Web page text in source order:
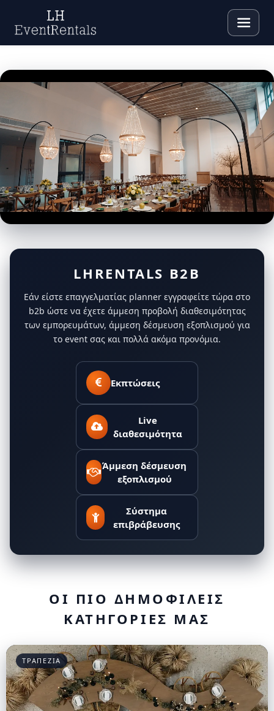
LHRENTALS B2B
Εάν είστε επαγγελματίας planner εγγραφείτε τώρα στο
b2b ώστε να έχετε άμμεση προβολή διαθεσιμότητας
των εμπορευμάτων, άμμεση δέσμευση εξοπλισμού για
το event σας και πολλά ακόμα προνόμια.
Εκπτώσεις
Live
διαθεσιμότητα
Άμμεση δέσμευση
εξοπλισμού
Σύστημα
επιβράβευσης
ΟΙ ΠΙΟ ΔΗΜΟΦΙΛΕΙΣ
ΚΑΤΗΓΟΡΙΕΣ ΜΑΣ
ΤΡΑΠΕΖΙΑ